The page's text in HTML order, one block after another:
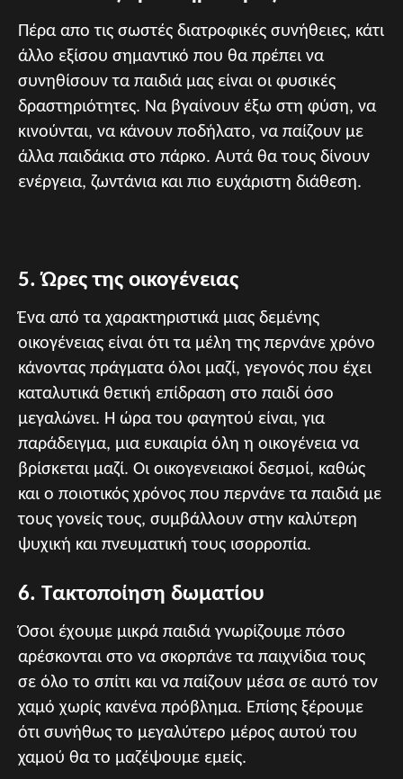
Πέρα απο τις σωστές διατροφικές συνήθειες, κάτι
άλλο εξίσου σημαντικό που θα πρέπει να
συνηθίσουν τα παιδιά μας είναι οι φυσικές
δραστηριότητες. Να βγαίνουν έξω στη φύση, να
κινούνται, να κάνουν ποδήλατο, να παίζουν με
άλλα παιδάκια στο πάρκο. Αυτά θα τους δίνουν
ενέργεια, ζωντάνια και πιο ευχάριστη διάθεση.
5. Ώρες της οικογένειας
Ένα από τα χαρακτηριστικά μιας δεμένης
οικογένειας είναι ότι τα μέλη της περνάνε χρόνο
κάνοντας πράγματα όλοι μαζί, γεγονός που έχει
καταλυτικά θετική επίδραση στο παιδί όσο
μεγαλώνει. Η ώρα του φαγητού είναι, για
παράδειγμα, μια ευκαιρία όλη η οικογένεια να
βρίσκεται μαζί. Οι οικογενειακοί δεσμοί, καθώς
και ο ποιοτικός χρόνος που περνάνε τα παιδιά με
τους γονείς τους, συμβάλλουν στην καλύτερη
ψυχική και πνευματική τους ισορροπία.
6. Τακτοποίηση δωματίου
Όσοι έχουμε μικρά παιδιά γνωρίζουμε πόσο
αρέσκονται στο να σκορπάνε τα παιχνίδια τους
σε όλο το σπίτι και να παίζουν μέσα σε αυτό τον
χαμό χωρίς κανένα πρόβλημα. Επίσης ξέρουμε
ότι συνήθως το μεγαλύτερο μέρος αυτού του
χαμού θα το μαζέψουμε εμείς.